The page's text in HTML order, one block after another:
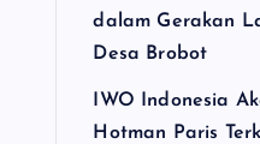
dalam Gerakan
Desa Brobot
IWO Indonesia
Hotman Paris